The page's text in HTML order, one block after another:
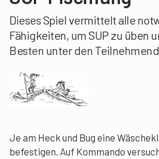
Dieses Spiel vermittelt alle
Fähigkeiten, um SUP zu üben
Besten unter den
Je am Heck und Bug eine
befestigen. Auf Kommando